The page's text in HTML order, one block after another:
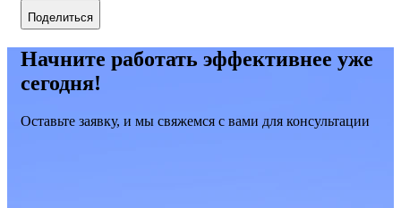
Поделиться
Начните работать эффективнее уже
сегодня!
Оставьте заявку, и мы свяжемся с вами для консультации